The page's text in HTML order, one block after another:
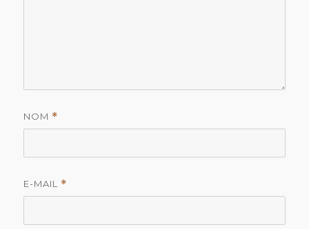
NOM *
E-MAIL *